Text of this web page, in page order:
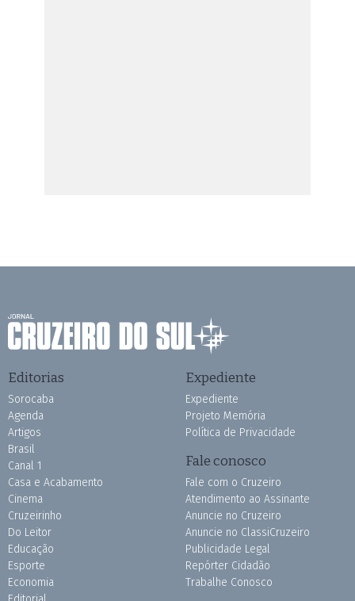
Editorias
Sorocaba
Agenda
Artigos
Brasil
Canal 1
Casa e Acabamento
Cinema
Cruzeirinho
Do Leitor
Educação
Esporte
Economia
Expediente
Expediente
Projeto Memória
Política de Privacidade
Fale conosco
Fale com o Cruzeiro
Atendimento ao Assinante
Anuncie no Cruzeiro
Anuncie no ClassiCruzeiro
Publicidade Legal
Repórter Cidadão
Trabalhe Conosco